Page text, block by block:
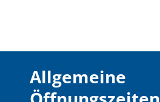
Allgemeine